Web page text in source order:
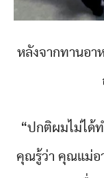
หลังจากทานอา
“ปกติผมไม่ได้
คุณรู้ว่า คุณแม่อ